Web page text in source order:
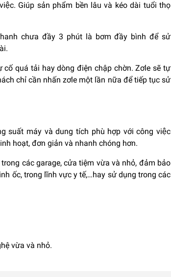
Giúp sản phẩm bền lâu và kéo dài tuổi thọ
chưa đầy 3 phút là bơm đầy bình để sử
quá tải hay dòng điện chập chờn. Zơle sẽ tự
chỉ cần nhấn zơle một lần nữa để tiếp tục sử
suất máy và dung tích phù hợp với công việc
hoạt, đơn giản và nhanh chóng hơn.
các garage, cửa tiệm vừa và nhỏ, đảm bảo
ốc, trong lĩnh vực y tế,…hay sử dụng trong các
vừa và nhỏ.